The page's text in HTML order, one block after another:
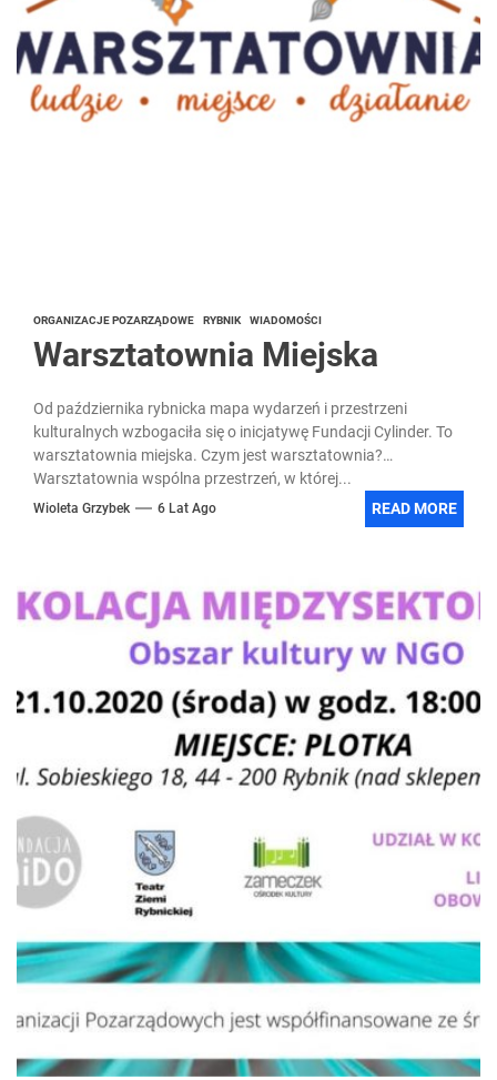
ORGANIZACJE POZARZĄDOWE RYBNIK WIADOMOŚCI
Warsztatownia Miejska
Od października rybnicka mapa wydarzeń i przestrzeni
kulturalnych wzbogaciła się o inicjatywę Fundacji Cylinder. To
warsztatownia miejska. Czym jest warsztatownia?
Warsztatownia wspólna przestrzeń, w której...
Wioleta Grzybek 6 Lat Ago READ MORE